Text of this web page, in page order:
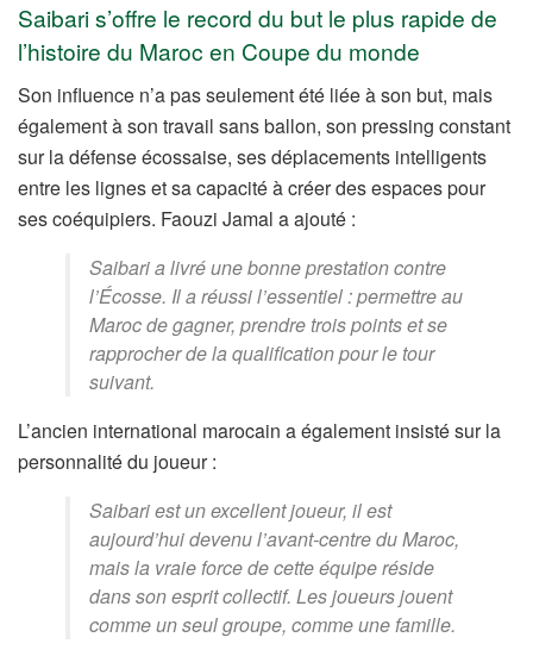
Saibari s’offre le record du but le plus rapide de
l’histoire du Maroc en Coupe du monde
Son influence n’a pas seulement été liée à son but, mais
également à son travail sans ballon, son pressing constant
sur la défense écossaise, ses déplacements intelligents
entre les lignes et sa capacité à créer des espaces pour
ses coéquipiers. Faouzi Jamal a ajouté :
Saibari a livré une bonne prestation contre
l’Écosse. Il a réussi l’essentiel : permettre au
Maroc de gagner, prendre trois points et se
rapprocher de la qualification pour le tour
suivant.
L’ancien international marocain a également insisté sur la
personnalité du joueur :
Saibari est un excellent joueur, il est
aujourd’hui devenu l’avant-centre du Maroc,
mais la vraie force de cette équipe réside
dans son esprit collectif. Les joueurs jouent
comme un seul groupe, comme une famille.